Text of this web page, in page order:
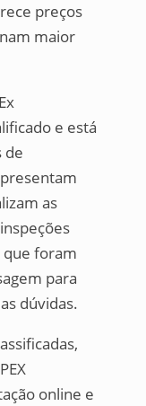
preços
maior
e está
de
as
que foram
para
dúvidas.
online e